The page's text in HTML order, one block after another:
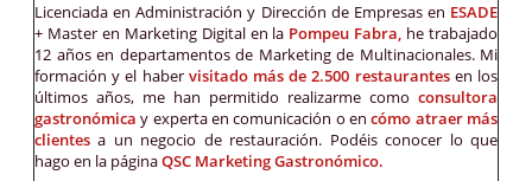
Licenciada en Administración y Dirección de Empresas en ESADE
+ Master en Marketing Digital en la Pompeu Fabra, he trabajado
12 años en departamentos de Marketing de Multinacionales. Mi
formación y el haber visitado más de 2.500 restaurantes en los
últimos años, me han permitido realizarme como consultora
gastronómicay experta en comunicación o encómo atraer más
clientes a un negocio de restauración. Podéis conocer lo que
hago en la páginaQSC Marketing Gastronómico.